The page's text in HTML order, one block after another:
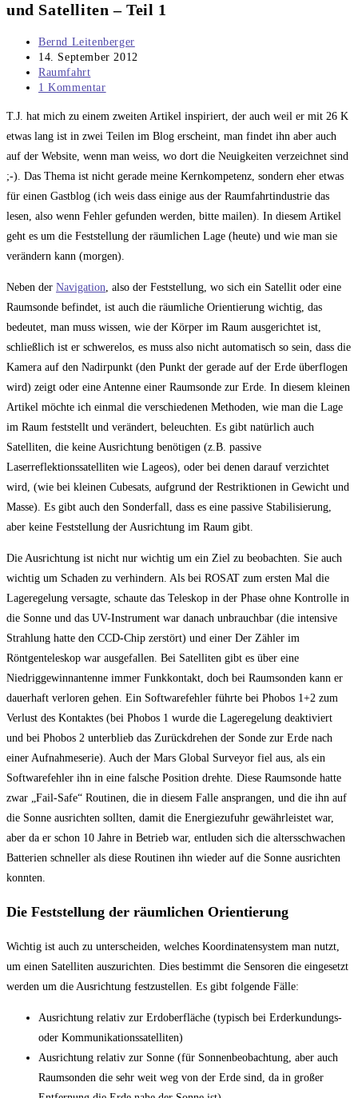
und Satelliten – Teil 1
Beitrags-
Autor:
Bernd Leitenberger
Beitrag
veröffentlicht:
14. September 2012
Beitrags-
Kategorie:
Raumfahrt
Beitrags-
1 Kommentar
T.J. hat mich zu einem zweiten Artikel inspiriert, der auch weil er mit 26 K
etwas lang ist in zwei Teilen im Blog erscheint, man findet ihn aber auch
auf der Website, wenn man weiss, wo dort die Neuigkeiten verzeichnet sind
;-). Das Thema ist nicht gerade meine Kernkompetenz, sondern eher etwas
für einen Gastblog (ich weis dass einige aus der Raumfahrtindustrie das
lesen, also wenn Fehler gefunden werden, bitte mailen). In diesem Artikel
geht es um die Feststellung der räumlichen Lage (heute) und wie man sie
verändern kann (morgen).
Neben der Navigation , also der Feststellung, wo sich ein Satellit oder eine
Raumsonde befindet, ist auch die räumliche Orientierung wichtig, das
bedeutet, man muss wissen, wie der Körper im Raum ausgerichtet ist,
schließlich ist er schwerelos, es muss also nicht automatisch so sein, dass die
Kamera auf den Nadirpunkt (den Punkt der gerade auf der Erde überflogen
wird) zeigt oder eine Antenne einer Raumsonde zur Erde. In diesem kleinen
Artikel möchte ich einmal die verschiedenen Methoden, wie man die Lage
im Raum feststellt und verändert, beleuchten. Es gibt natürlich auch
Satelliten, die keine Ausrichtung benötigen (z.B. passive
Laserreflektionssatelliten wie Lageos), oder bei denen darauf verzichtet
wird, (wie bei kleinen Cubesats, aufgrund der Restriktionen in Gewicht und
Masse). Es gibt auch den Sonderfall, dass es eine passive Stabilisierung,
aber keine Feststellung der Ausrichtung im Raum gibt.
Die Ausrichtung ist nicht nur wichtig um ein Ziel zu beobachten. Sie auch
wichtig um Schaden zu verhindern. Als bei ROSAT zum ersten Mal die
Lageregelung versagte, schaute das Teleskop in der Phase ohne Kontrolle in
die Sonne und das UV-Instrument war danach unbrauchbar (die intensive
Strahlung hatte den CCD-Chip zerstört) und einer Der Zähler im
Röntgenteleskop war ausgefallen. Bei Satelliten gibt es über eine
Niedriggewinnantenne immer Funkkontakt, doch bei Raumsonden kann er
dauerhaft verloren gehen. Ein Softwarefehler führte bei Phobos 1+2 zum
Verlust des Kontaktes (bei Phobos 1 wurde die Lageregelung deaktiviert
und bei Phobos 2 unterblieb das Zurückdrehen der Sonde zur Erde nach
einer Aufnahmeserie). Auch der Mars Global Surveyor fiel aus, als ein
Softwarefehler ihn in eine falsche Position drehte. Diese Raumsonde hatte
zwar „Fail-Safe“ Routinen, die in diesem Falle ansprangen, und die ihn auf
die Sonne ausrichten sollten, damit die Energiezufuhr gewährleistet war,
aber da er schon 10 Jahre in Betrieb war, entluden sich die altersschwachen
Batterien schneller als diese Routinen ihn wieder auf die Sonne ausrichten
konnten.
Die Feststellung der räumlichen Orientierung
Wichtig ist auch zu unterscheiden, welches Koordinatensystem man nutzt,
um einen Satelliten auszurichten. Dies bestimmt die Sensoren die eingesetzt
werden um die Ausrichtung festzustellen. Es gibt folgende Fälle:
Ausrichtung relativ zur Erdoberfläche (typisch bei Erderkundungs-
oder Kommunikationssatelliten)
Ausrichtung relativ zur Sonne (für Sonnenbeobachtung, aber auch
Raumsonden die sehr weit weg von der Erde sind, da in großer